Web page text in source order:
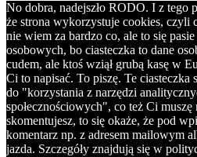
No dobra, nadejszło RODO. I z tego
że strona wykorzystuje cookies, czyli
nie wiem za bardzo co, ale to się
osobowych, bo ciasteczka to dane
cudem, ale ktoś wziął grubą kasę w
Ci to napisać. To piszę. Te ciasteczka
do "korzystania z narzędzi
społecznościowych", co też Ci
skomentujesz, to się okaże, że pod
komentarz np. z adresem mailowym
jazda. Szczegóły znajdują się w